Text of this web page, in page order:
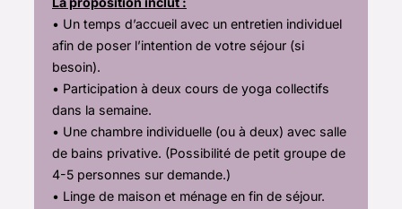
• Un temps d’accueil avec un entretien individuel
afin de poser l’intention de votre séjour (si
besoin).
• Participation à deux cours de yoga collectifs
dans la semaine.
• Une chambre individuelle (ou à deux) avec salle
de bains privative. (Possibilité de petit groupe de
4-5 personnes sur demande.)
• Linge de maison et ménage en fin de séjour.